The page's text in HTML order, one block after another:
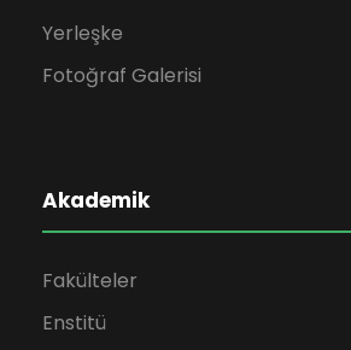
Yerleşke
Fotoğraf Galerisi
Akademik
Fakülteler
Enstitü